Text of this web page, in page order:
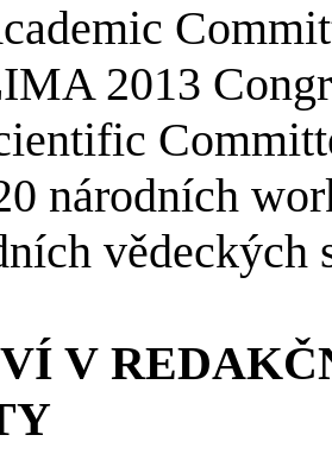
2013
národních
vědeckých
V